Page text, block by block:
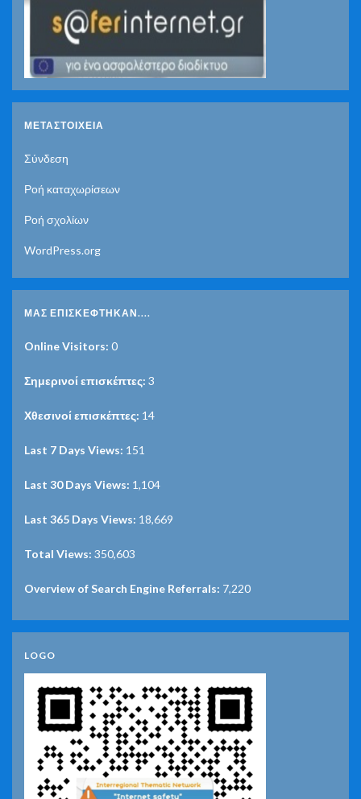
ΜΕΤΑΣΤΟΙΧΕΊΑ
Σύνδεση
Ροή καταχωρίσεων
Ροή σχολίων
WordPress.org
ΜΑΣ ΕΠΙΣΚΈΦΤΗΚΑΝ....
Online Visitors: 0
Σημερινοί επισκέπτες: 3
Χθεσινοί επισκέπτες: 14
Last 7 Days Views: 151
Last 30 Days Views: 1,104
Last 365 Days Views: 18,669
Total Views: 350,603
Overview of Search Engine Referrals: 7,220
LOGO